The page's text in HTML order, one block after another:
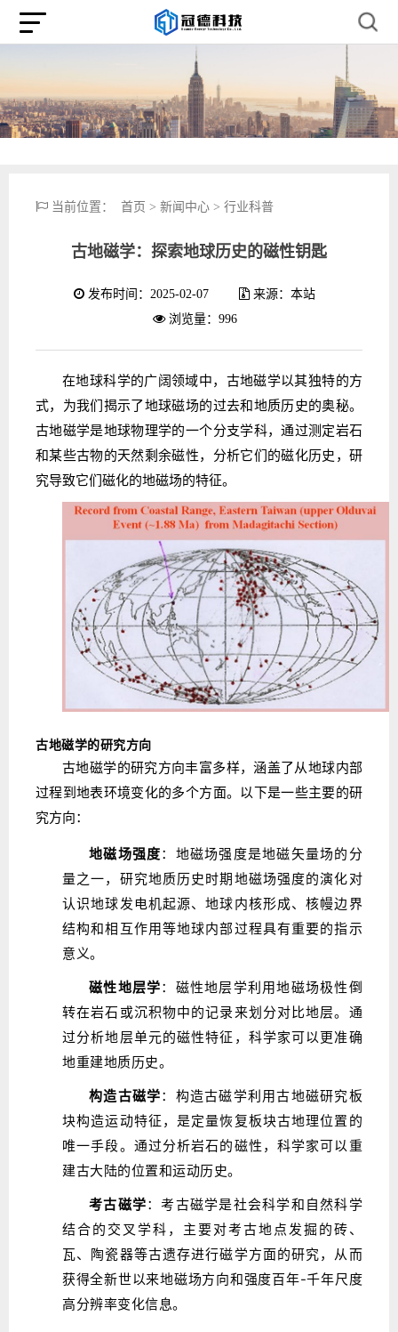
当前位置： 首页 > 新闻中心 > 行业科普
古地磁学：探索地球历史的磁性钥匙
发布时间：2025-02-07
来源：本站
浏览量：996
在地球科学的广阔领域中，古地磁学以其独特的方
式，为我们揭示了地球磁场的过去和地质历史的奥秘。
古地磁学是地球物理学的一个分支学科，通过测定岩石
和某些古物的天然剩余磁性，分析它们的磁化历史，研
究导致它们磁化的地磁场的特征。
古地磁学的研究方向
古地磁学的研究方向丰富多样，涵盖了从地球内部
过程到地表环境变化的多个方面。以下是一些主要的研
究方向：
地磁场强度：地磁场强度是地磁矢量场的分
量之一，研究地质历史时期地磁场强度的演化对
认识地球发电机起源、地球内核形成、核幔边界
结构和相互作用等地球内部过程具有重要的指示
意义。
磁性地层学：磁性地层学利用地磁场极性倒
转在岩石或沉积物中的记录来划分对比地层。通
过分析地层单元的磁性特征，科学家可以更准确
地重建地质历史。
构造古磁学：构造古磁学利用古地磁研究板
块构造运动特征，是定量恢复板块古地理位置的
唯一手段。通过分析岩石的磁性，科学家可以重
建古大陆的位置和运动历史。
考古磁学：考古磁学是社会科学和自然科学
结合的交叉学科，主要对考古地点发掘的砖、
瓦、陶瓷器等古遗存进行磁学方面的研究，从而
获得全新世以来地磁场方向和强度百年-千年尺度
高分辨率变化信息。